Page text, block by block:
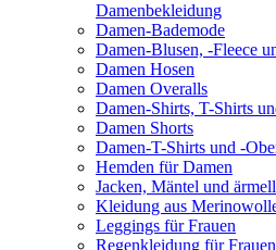
Damenbekleidung
Damen-Bademode
Damen-Blusen, -Fleece
Damen Hosen
Damen Overalls
Damen-Shirts, T-Shirts
Damen Shorts
Damen-T-Shirts und -
Hemden für Damen
Jacken, Mäntel und
Kleidung aus
Leggings für Frauen
Regenkleidung für Frauen